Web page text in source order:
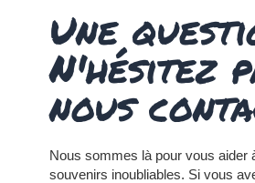
Une
N'hésitez
nous
Nous sommes là pour vous aider
souvenirs inoubliables. Si vous